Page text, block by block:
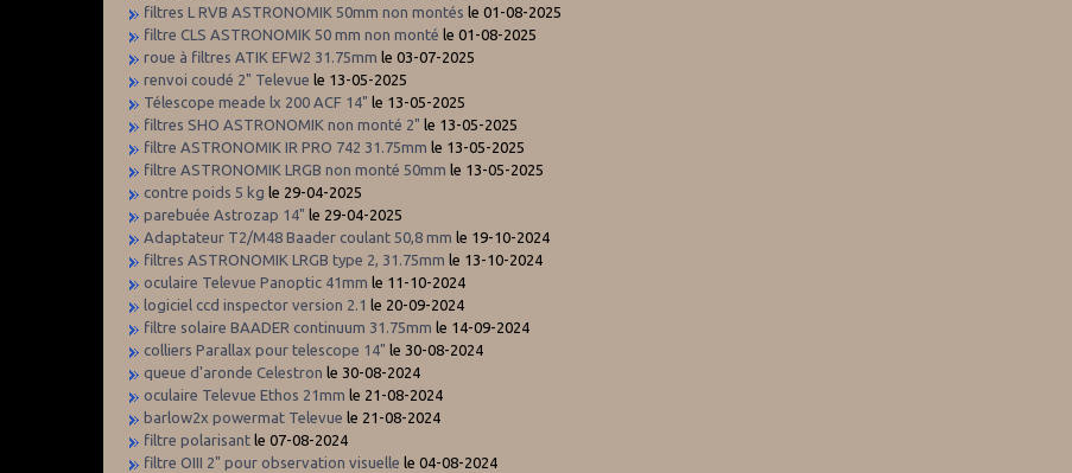
filtres L RVB ASTRONOMIK 50mm non montés le 01-08-2025
filtre CLS ASTRONOMIK 50 mm non monté le 01-08-2025
roue à filtres ATIK EFW2 31.75mm le 03-07-2025
renvoi coudé 2" Televue le 13-05-2025
Télescope meade lx 200 ACF 14" le 13-05-2025
filtres SHO ASTRONOMIK non monté 2" le 13-05-2025
filtre ASTRONOMIK IR PRO 742 31.75mm le 13-05-2025
filtre ASTRONOMIK LRGB non monté 50mm le 13-05-2025
contre poids 5 kg le 29-04-2025
parebuée Astrozap 14" le 29-04-2025
Adaptateur T2/M48 Baader coulant 50,8 mm le 19-10-2024
filtres ASTRONOMIK LRGB type 2, 31.75mm le 13-10-2024
oculaire Televue Panoptic 41mm le 11-10-2024
logiciel ccd inspector version 2.1 le 20-09-2024
filtre solaire BAADER continuum 31.75mm le 14-09-2024
colliers Parallax pour telescope 14" le 30-08-2024
queue d'aronde Celestron le 30-08-2024
oculaire Televue Ethos 21mm le 21-08-2024
barlow2x powermat Televue le 21-08-2024
filtre polarisant le 07-08-2024
filtre OIII 2" pour observation visuelle le 04-08-2024